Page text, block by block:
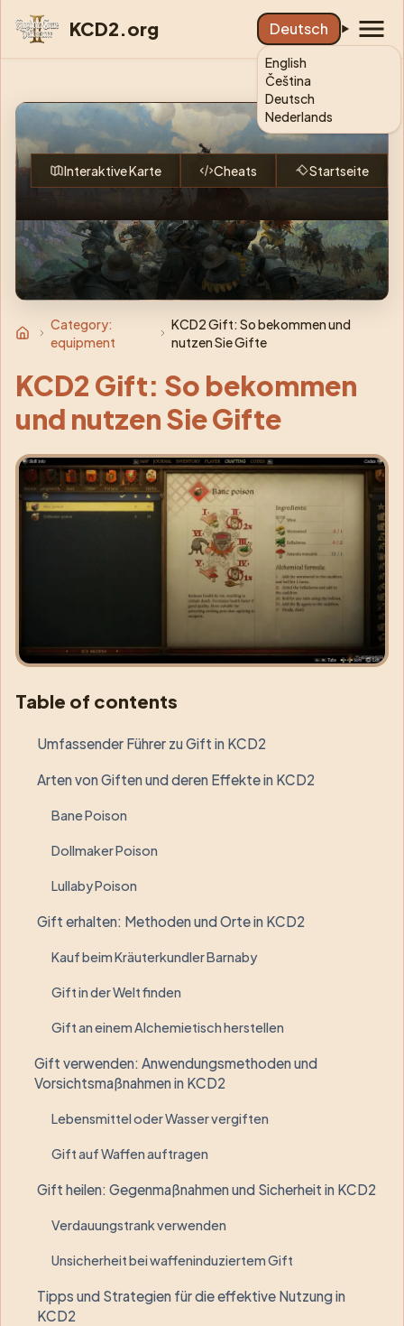
KCD2.org Deutsch
English
Čeština
Deutsch
Nederlands
KCD2:
Interaktive Karte Cheats Startseite
Category:
equipment
KCD2 Gift: So bekommen und
nutzen Sie Gifte
KCD2 Gift: So bekommen
und nutzen Sie Gifte
Table of contents
Umfassender Führer zu Gift in KCD2
Arten von Giften und deren Effekte in KCD2
Bane Poison
Dollmaker Poison
Lullaby Poison
Gift erhalten: Methoden und Orte in KCD2
Kauf beim Kräuterkundler Barnaby
Gift in der Welt finden
Gift an einem Alchemietisch herstellen
Gift verwenden: Anwendungsmethoden und
Vorsichtsmaßnahmen in KCD2
Lebensmittel oder Wasser vergiften
Gift auf Waffen auftragen
Gift heilen: Gegenmaßnahmen und Sicherheit in KCD2
Verdauungstrank verwenden
Unsicherheit bei waffeninduziertem Gift
Tipps und Strategien für die effektive Nutzung in
KCD2